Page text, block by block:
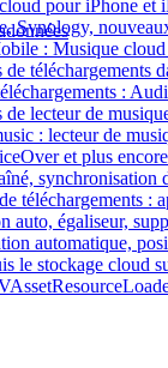
pour iPhone et
Synology,
: Musique
téléchargements
:
lecteur de
: lecteur de
et plus encore
synchronisation
téléchargements :
auto, égaliseur,
automatique,
le stockage cloud